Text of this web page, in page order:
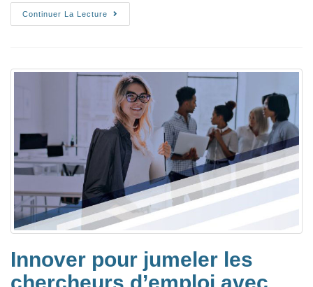
Continuer La Lecture
Innover pour jumeler les